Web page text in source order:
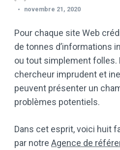
novembre 21, 2020
Pour chaque site Web
de tonnes d’informations
ou tout simplement folles.
chercheur imprudent et
peuvent présenter un
problèmes potentiels.
Dans cet esprit, voici huit
par notre Agence de